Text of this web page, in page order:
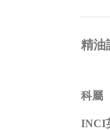
精油
科屬
INCI